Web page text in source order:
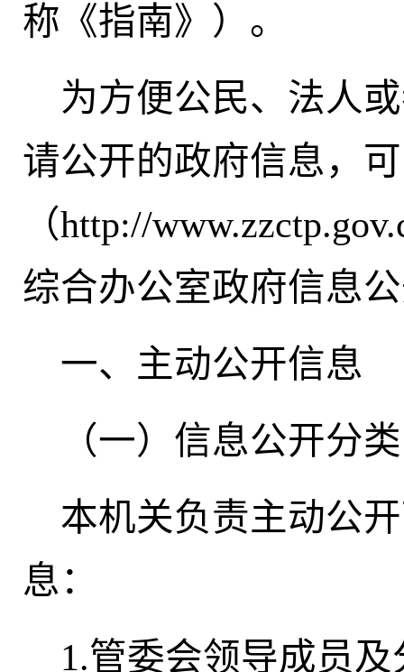
称《指南》）。
为方便公民、法人
请公开的政府信息，
（http://
综合办公室政府信息
一、主动公开信息
（一）信息公开分类
本机关负责主动公
息：
1.管委会领导成员及